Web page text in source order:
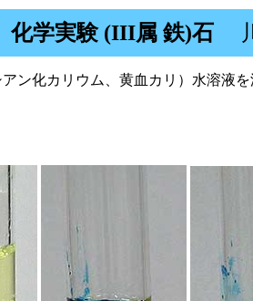
化学実験 (III属 鉄)石
ン化カリウム、黄血カリ）水溶液